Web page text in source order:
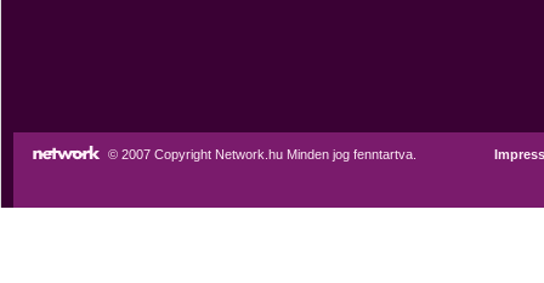
© 2007 Copyright Network.hu Minden jog fenntartva.